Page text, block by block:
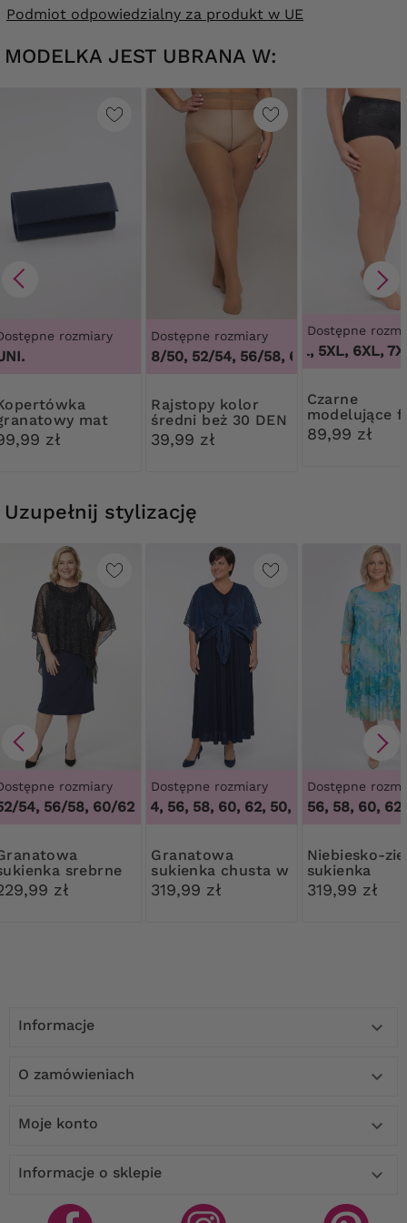
Podmiot odpowiedzialny za produkt w UE
MODELKA JEST UBRANA W:
rozmiary
mat
zł
Dostępne rozmiary
44/46, 48/50, 52/54, 56/58, 60/62,44/46,
Rajstopy kolor
średni beż 30 DEN
Ribessa
39,99 zł
Dostępne
3XL, 4XL, 5XL, 6XL,
Czarne
modelujące
kwiatową
89,99 zł
Uzupełnij stylizację
rozmiary
54, 56/58, 60/62
srebrne
zł
Dostępne rozmiary
50, 52, 54, 56, 58, 60, 62,50, 52, 54, 56, 58,
Granatowa
sukienka chusta w
granatowy wzór
319,99 zł
Dostępne
56, 58, 60,
Niebiesko-zielona
sukienka
319,99 zł
Informacje 
O zamówieniach 
Moje konto 
Informacje o sklepie 